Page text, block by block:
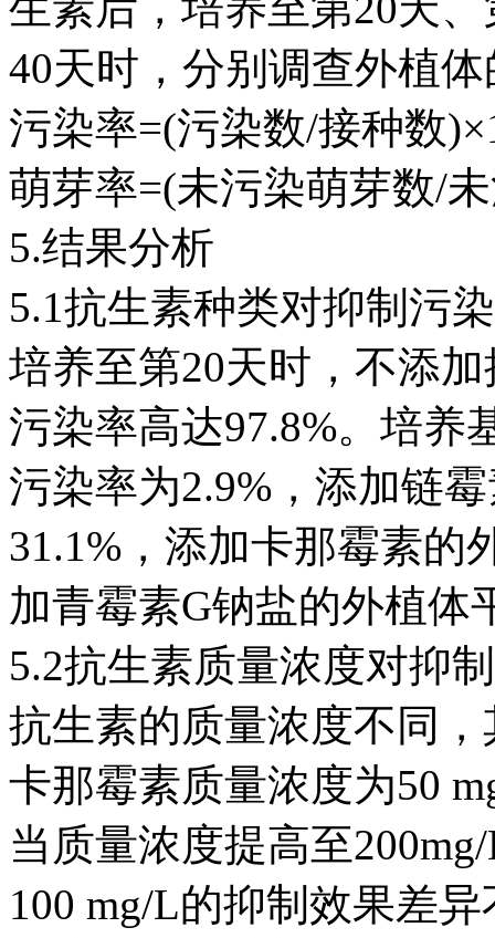
40天时，分别调查外植
污染率=(污染数/接种数
萌芽率=(未污染萌芽数/
5.结果分析
5.1抗生素种类对抑制污
培养至第20天时，不添
污染率高达97.8%。培养
污染率为2.9%，添加链
31.1%，添加卡那霉素的
加青霉素G钠盐的外植体
5.2抗生素质量浓度对抑
抗生素的质量浓度不同
卡那霉素质量浓度为50
当质量浓度提高至
100 mg/L的抑制效果差